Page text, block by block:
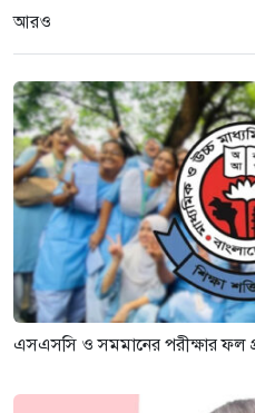
আরও
এসএসসি ও সমমানের পরীক্ষার ফল